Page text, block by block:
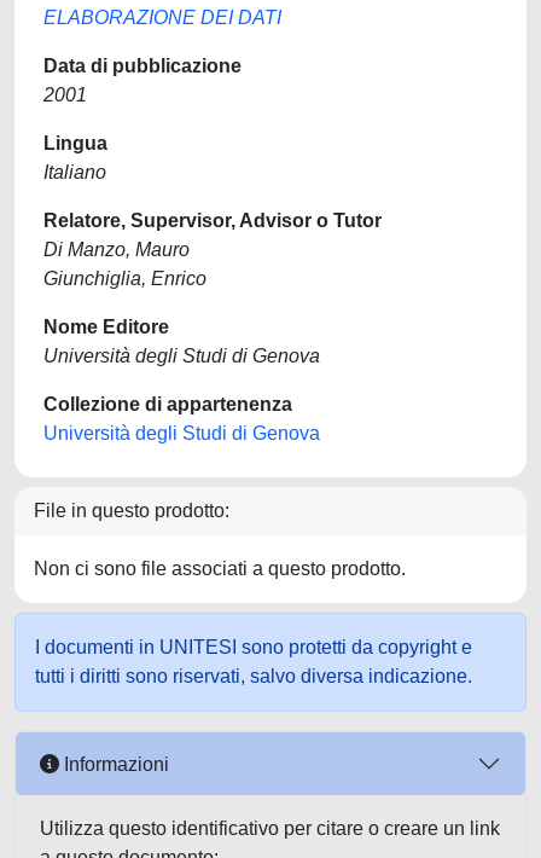
ELABORAZIONE DEI DATI
Data di pubblicazione
2001
Lingua
Italiano
Relatore, Supervisor, Advisor o Tutor
Di Manzo, Mauro
Giunchiglia, Enrico
Nome Editore
Università degli Studi di Genova
Collezione di appartenenza
Università degli Studi di Genova
File in questo prodotto:
Non ci sono file associati a questo prodotto.
I documenti in UNITESI sono protetti da copyright e
tutti i diritti sono riservati, salvo diversa indicazione.
Informazioni
Utilizza questo identificativo per citare o creare un link